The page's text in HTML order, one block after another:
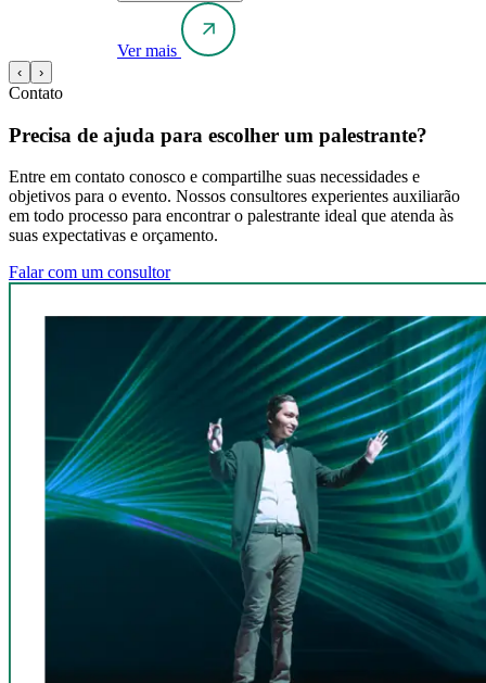
Ver mais
‹ ›
Contato
Precisa de ajuda para escolher um palestrante?
Entre em contato conosco e compartilhe suas necessidades e
objetivos para o evento. Nossos consultores experientes auxiliarão
em todo processo para encontrar o palestrante ideal que atenda às
suas expectativas e orçamento.
Falar com um consultor